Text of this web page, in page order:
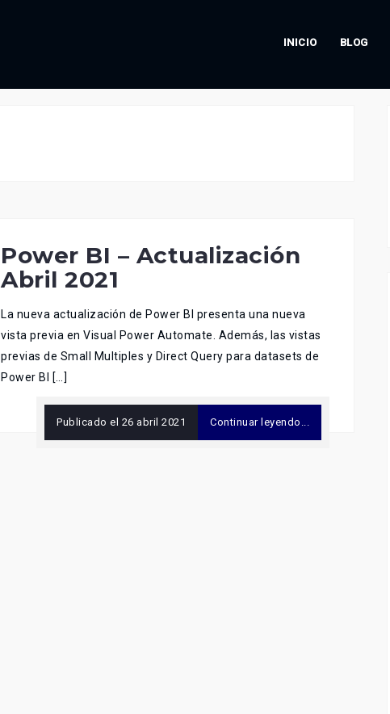
INICIO BLOG
Power BI – Actualización
Abril 2021
La nueva actualización de Power BI presenta una nueva
vista previa en Visual Power Automate. Además, las vistas
previas de Small Multiples y Direct Query para datasets de
Power BI […]
Publicado el 26 abril 2021 Continuar leyendo...